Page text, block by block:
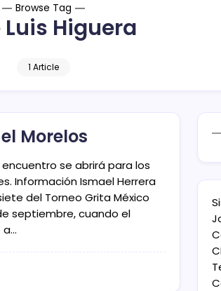
Browse Tag
Luis Higuera
1 Article
Morelos
se abrirá para los
Información Ismael Herrera
del Torneo Grita México
septiembre, cuando el
a…